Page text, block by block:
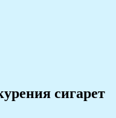
сигарет